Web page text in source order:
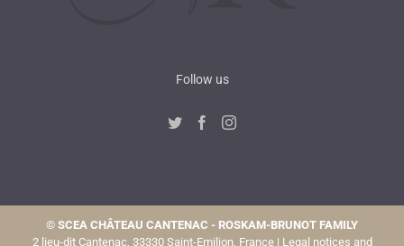
Follow us
© SCEA CHÂTEAU CANTENAC - ROSKAM-BRUNOT FAMILY
2 lieu-dit Cantenac, 33330 Saint-Emilion, France | Legal notices and